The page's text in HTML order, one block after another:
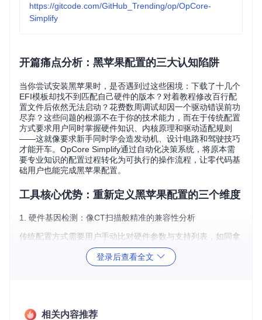
https://gitcode.com/GitHub_Trending/op/OpCore-
Simplify
开篇痛点分析：黑苹果配置的三大认知陷阱
当你尝试安装黑苹果时，是否遇到过这些困境：下载了十几个
EFI模板却找不到匹配自己硬件的版本？对着教程修改百行配
置文件后依然无法启动？花费数周调试却因一个驱动错误前功
尽弃？这些问题的根源不在于你的技术能力，而在于传统配置
方式要求用户同时掌握硬件知识、内核原理和驱动适配规则
——这就像要求新手同时学会造发动机、设计电路和驾驶技巧
才能开车。OpCore Simplify通过自动化决策系统，将原本需
要专业知识的配置过程转化为可执行的操作流程，让零代码基
础用户也能完成黑苹果配置。
工具核心优势：重新定义黑苹果配置的三个维度
1. 硬件基因检测：像CT扫描般精准的兼容性分析
传统配置方式需要用户手动比对硬件参数与支持列表，如同拿
着放大镜在零件手册中找匹配项。OpCore Simplify采用
，自动扫描CPU微架构、GPU型号、主板芯片组
等核心组件，生成详细的兼容性报告。系统会像医生分析CT
登录后查看全文
相关内容推荐